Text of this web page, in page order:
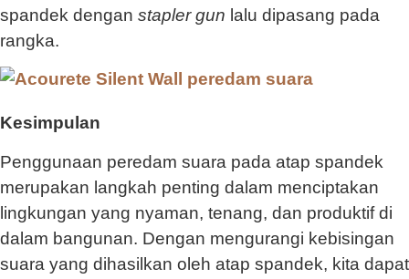
spandek dengan stapler gun lalu dipasang pada
rangka.
Kesimpulan
Penggunaan peredam suara pada atap spandek
merupakan langkah penting dalam menciptakan
lingkungan yang nyaman, tenang, dan produktif di
dalam bangunan. Dengan mengurangi kebisingan
suara yang dihasilkan oleh atap spandek, kita dapat